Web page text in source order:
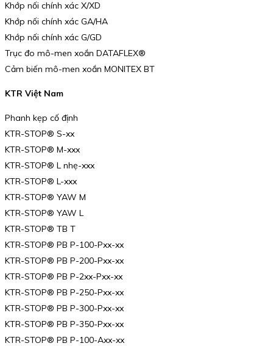
Khớp nối chính xác X/XD
Khớp nối chính xác GA/HA
Khớp nối chính xác G/GD
Trục đo mô-men xoắn DATAFLEX®
Cảm biến mô-men xoắn MONITEX BT
KTR Việt Nam
Phanh kẹp cố định
KTR-STOP® S-xx
KTR-STOP® M-xxx
KTR-STOP® L nhẹ-xxx
KTR-STOP® L-xxx
KTR-STOP® YAW M
KTR-STOP® YAW L
KTR-STOP® TB T
KTR-STOP® PB P-100-Pxx-xx
KTR-STOP® PB P-200-Pxx-xx
KTR-STOP® PB P-2xx-Pxx-xx
KTR-STOP® PB P-250-Pxx-xx
KTR-STOP® PB P-300-Pxx-xx
KTR-STOP® PB P-350-Pxx-xx
KTR-STOP® PB P-100-Axx-xx